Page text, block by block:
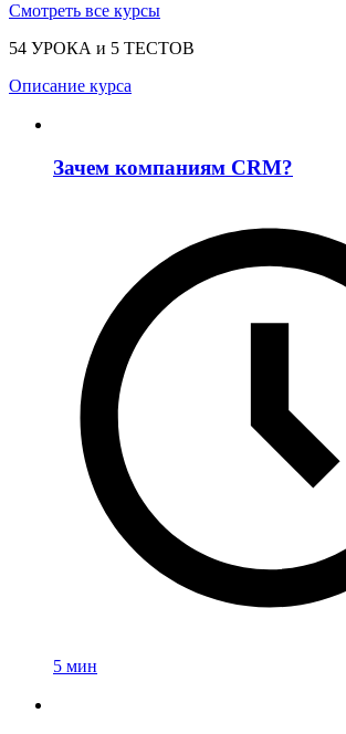
Смотреть все курсы
54 УРОКА и 5 ТЕСТОВ
Описание курса
Зачем компаниям CRM?
5 мин